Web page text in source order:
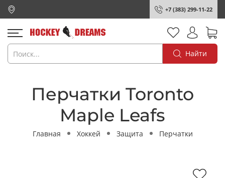
+7 (383) 299-11-22
Найти
Перчатки Toronto
Maple Leafs
Главная Хоккей Защита Перчатки